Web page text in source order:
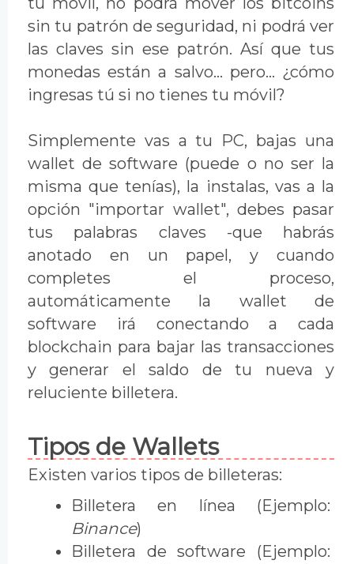
sin tu patrón de seguridad, ni podrá ver
las claves sin ese patrón. Así que tus
monedas están a salvo... pero... ¿cómo
ingresas tú si no tienes tu móvil?
Simplemente vas a tu PC, bajas una
wallet de software (puede o no ser la
misma que tenías), la instalas, vas a la
opción "importar wallet", debes pasar
tus palabras claves -que habrás
anotado en un papel, y cuando
completes el proceso,
automáticamente la wallet de
software irá conectando a cada
blockchain para bajar las transacciones
y generar el saldo de tu nueva y
reluciente billetera.
Tipos de Wallets
Existen varios tipos de billeteras:
Billetera en línea (Ejemplo:
Binance)
Billetera de software (Ejemplo: